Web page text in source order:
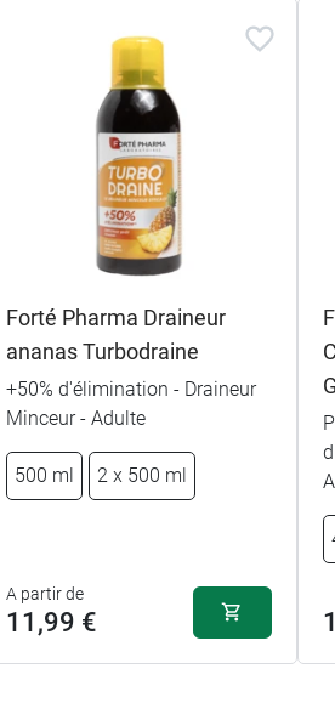
Forté Pharma Draineur
ananas Turbodraine
+50% d'élimination - Draineur
Minceur - Adulte
500 ml 2 x 500 ml
A partir de
11,99 €